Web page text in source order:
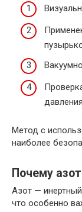
Метод с
наиболее
Почему
Азот —
что особенно